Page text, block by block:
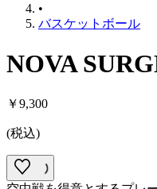
•
バスケットボール
NOVA
￥9,300
(税込)